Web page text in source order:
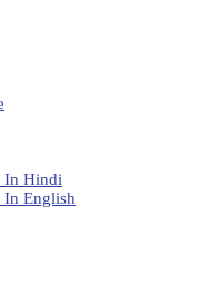
In Hindi
English